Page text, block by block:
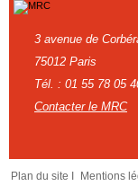
3 avenue de
75012 Paris
Tél. : 01 55 78 05
Contacter le MRC
Plan du site I Mentions